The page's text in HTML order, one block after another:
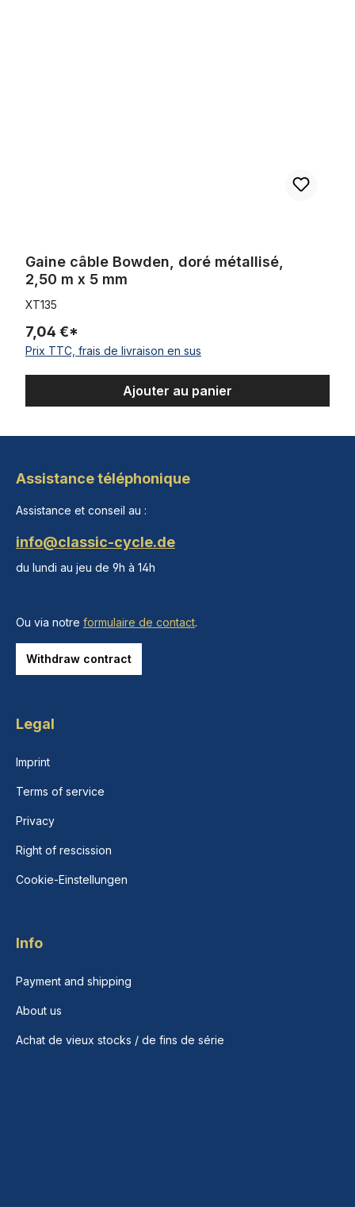
Gaine câble Bowden, doré métallisé,
2,50 m x 5 mm
XT135
7,04 €*
Prix TTC, frais de livraison en sus
Ajouter au panier
Assistance téléphonique
Assistance et conseil au :
info@classic-cycle.de
du lundi au jeu de 9h à 14h
Ou via notre formulaire de contact.
Withdraw contract
Legal
Imprint
Terms of service
Privacy
Right of rescission
Cookie-Einstellungen
Info
Payment and shipping
About us
Achat de vieux stocks / de fins de série